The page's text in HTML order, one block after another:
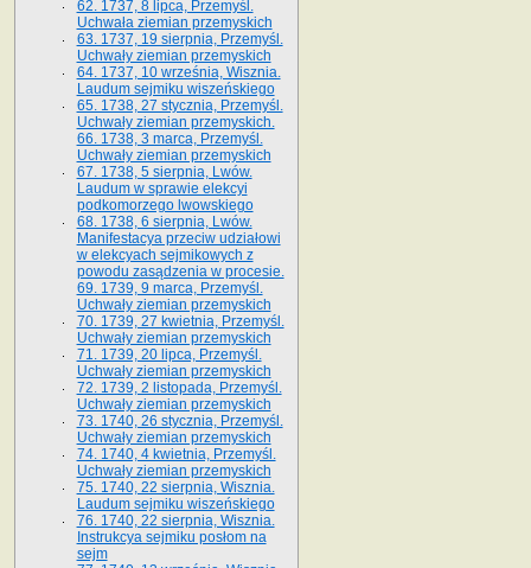
62. 1737, 8 lipca, Przemyśl.
Uchwała ziemian przemyskich
63. 1737, 19 sierpnia, Przemyśl.
Uchwały ziemian przemyskich
64. 1737, 10 września, Wisznia.
Laudum sejmiku wiszeńskiego
65. 1738, 27 stycznia, Przemyśl.
Uchwały ziemian przemyskich­­.
66. 1738, 3 marca, Przemyśl.
Uchwały ziemian przemyskich­
67. 1738, 5 sierpnia, Lwów.
Laudum w sprawie elekcyi
podkomorzego lwowskiego
68. 1738, 6 sierpnia, Lwów.
Manifestacya przeciw udziałowi
w elekcyach sejmikowych z
powodu zasądzenia w procesie.
69. 1739, 9 marca, Przemyśl.
Uchwały ziemian przemyskich
70. 1739, 27 kwietnia, Przemyśl.
Uchwały ziemian przemyskich
71. 1739, 20 lipca, Przemyśl.
Uchwały ziemian przemyskich
72. 1739, 2 listopada, Przemyśl.
Uchwały ziemian przemyskich
73. 1740, 26 stycznia, Przemyśl.
Uchwały ziemian przemyskich
74. 1740, 4 kwietnia, Przemyśl.
Uchwały ziemian przemyskich
75. 1740, 22 sierpnia, Wisznia.
Laudum sejmiku wiszeńskiego
76. 1740, 22 sierpnia, Wisznia.
Instrukcya sejmiku posłom na
sejm